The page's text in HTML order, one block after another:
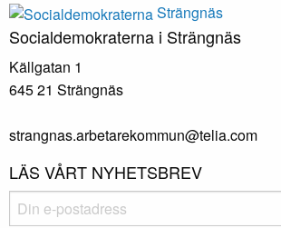
Strängnäs
Socialdemokraterna i Strängnäs
Källgatan 1
645 21 Strängnäs
strangnas.arbetarekommun@telia.com
LÄS VÅRT NYHETSBREV